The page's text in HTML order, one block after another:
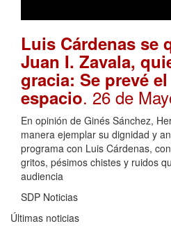
Luis Cárdenas se
Juan I. Zavala,
gracia: Se prevé
espacio. 26 de
En opinión de Ginés Sánchez,
manera ejemplar su dignidad y
programa con Luis Cárdenas,
gritos, pésimos chistes y ruidos
audiencia
SDP Noticias
Últimas noticias